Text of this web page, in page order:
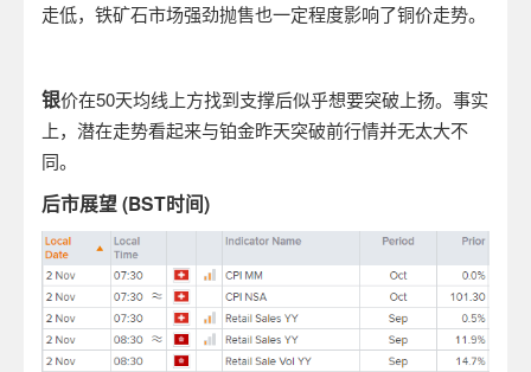
走低，铁矿石市场强劲抛售也一定程度影响了铜价走势。
银价在50天均线上方找到支撑后似乎想要突破上扬。事实
上，潜在走势看起来与铂金昨天突破前行情并无太大不
同。
后市展望 (BST时间)